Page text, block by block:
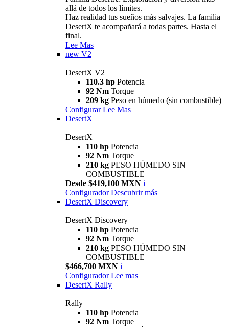
allá de todos los límites.
Haz realidad tus sueños más salvajes. La familia
DesertX te acompañará a todas partes. Hasta el
final.
Lee Mas
new V2
DesertX V2
110.3 hp Potencia
92 Nm Torque
209 kg Peso en húmedo (sin combustible)
Configurar Lee Mas
DesertX
DesertX
110 hp Potencia
92 Nm Torque
210 kg PESO HÚMEDO SIN
COMBUSTIBLE
Desde $419,100 MXN i
Configurador Descubrir más
DesertX Discovery
DesertX Discovery
110 hp Potencia
92 Nm Torque
210 kg PESO HÚMEDO SIN
COMBUSTIBLE
$466,700 MXN i
Configurador Lee mas
DesertX Rally
Rally
110 hp Potencia
92 Nm Torque